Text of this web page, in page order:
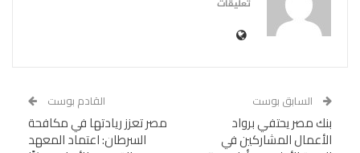
تعليقات
السابق بوست
بنك مصر يحتفي برواد
الأعمال المشاركين في
القادم بوست
مصر تعزز ريادتها في مكافحة
السرطان: اعتماد المعهد